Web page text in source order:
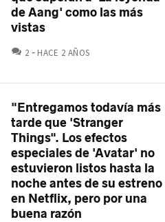
de Aang' como las más
vistas
2 COMENTARIOS
HACE 2 AÑOS
"Entregamos todavía más
tarde que 'Stranger
Things". Los efectos
especiales de 'Avatar' no
estuvieron listos hasta la
noche antes de su estreno
en Netflix, pero por una
buena razón